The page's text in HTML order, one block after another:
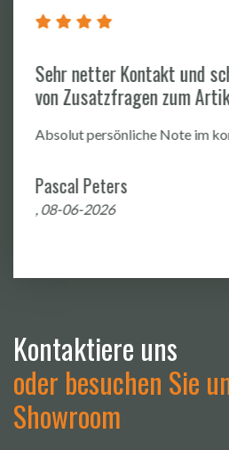
Sehr netter Kontakt und
von Zusatzfragen zum
Absolut persönliche Note im
Pascal Peters
, 08-06-2026
Kontaktiere uns
oder besuchen Sie
Showroom